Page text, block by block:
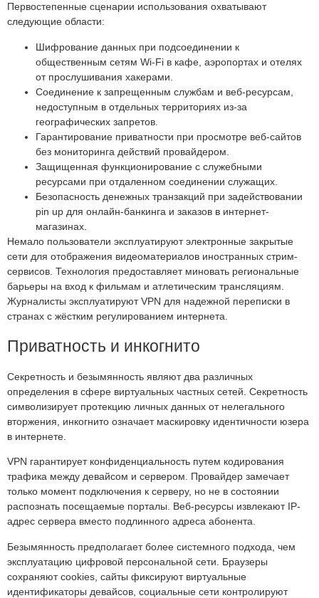
Первостепенные сценарии использования охватывают
следующие области:
Шифрование данных при подсоединении к
общественным сетям Wi-Fi в кафе, аэропортах и отелях
от прослушивания хакерами.
Соединение к запрещенным службам и веб-ресурсам,
недоступным в отдельных территориях из-за
географических запретов.
Гарантирование приватности при просмотре веб-сайтов
без мониторинга действий провайдером.
Защищенная функционирование с служебными
ресурсами при отдаленном соединении служащих.
Безопасность денежных транзакций при задействовании
pin up для онлайн-банкинга и заказов в интернет-
магазинах.
Немало пользователи эксплуатируют электронные закрытые
сети для отображения видеоматериалов иностранных стрим-
сервисов. Технология предоставляет миновать региональные
барьеры на вход к фильмам и атлетическим трансляциям.
Журналисты эксплуатируют VPN для надежной переписки в
странах с жёстким регулированием интернета.
Приватность и инкогнито
Секретность и безымянность являют два различных
определения в сфере виртуальных частных сетей. Секретность
символизирует протекцию личных данных от нелегального
вторжения, инкогнито означает маскировку идентичности юзера
в интернете.
VPN гарантирует конфиденциальность путем кодирования
трафика между девайсом и сервером. Провайдер замечает
только момент подключения к серверу, но не в состоянии
распознать посещаемые порталы. Веб-ресурсы извлекают IP-
адрес сервера вместо подлинного адреса абонента.
Безымянность предполагает более системного подхода, чем
эксплуатацию цифровой персональной сети. Браузеры
сохраняют cookies, сайты фиксируют виртуальные
идентификаторы девайсов, социальные сети контролируют